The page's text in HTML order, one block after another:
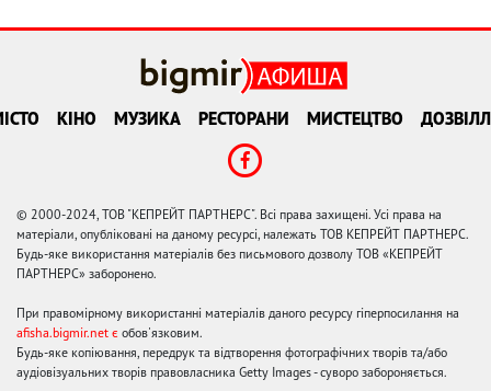
КІНО МУЗИКА РЕСТОРАНИ МИСТЕЦТВО
© 2000-2024, ТОВ "КЕПРЕЙТ ПАРТНЕРС". Всі права захищені. Усі права на
матеріали, опубліковані на даному ресурсі, належать ТОВ КЕПРЕЙТ ПАРТНЕРС.
Будь-яке використання матеріалів без письмового дозволу ТОВ «КЕПРЕЙТ
ПАРТНЕРС» заборонено.
При правомірному використанні матеріалів даного ресурсу гіперпосилання на
afisha.bigmir.net є обов'язковим.
Будь-яке копіювання, передрук та відтворення фотографічних творів та/або
аудіовізуальних творів правовласника Getty Images - суворо забороняється.